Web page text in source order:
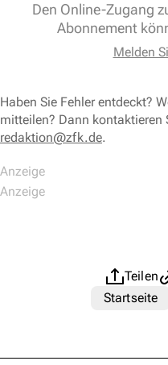
Den Online-Zugang
Abonnement
Melden
Haben Sie Fehler entdeckt?
mitteilen? Dann kontaktieren
redaktion@zfk.de.
Teilen
Startseite